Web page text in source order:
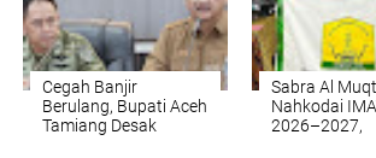
Cegah Banjir
Berulang, Bupati Aceh
Tamiang Desak
Sabra Al
Nahkodai
2026–2027,